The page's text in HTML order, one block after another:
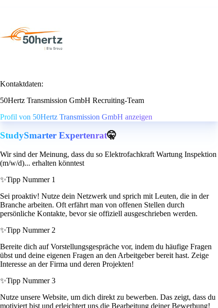
Kontaktdaten:
50Hertz Transmission GmbH Recruiting-Team
Profil von 50Hertz Transmission GmbH anzeigen
StudySmarter Expertenrat🤫
Wir sind der Meinung, dass du so Elektrofachkraft Wartung Inspektion
(m/w/d)... erhalten könntest
✨Tipp Nummer 1
Sei proaktiv! Nutze dein Netzwerk und sprich mit Leuten, die in der
Branche arbeiten. Oft erfährt man von offenen Stellen durch
persönliche Kontakte, bevor sie offiziell ausgeschrieben werden.
✨Tipp Nummer 2
Bereite dich auf Vorstellungsgespräche vor, indem du häufige Fragen
übst und deine eigenen Fragen an den Arbeitgeber bereit hast. Zeige
Interesse an der Firma und deren Projekten!
✨Tipp Nummer 3
Nutze unsere Website, um dich direkt zu bewerben. Das zeigt, dass du
motiviert bist und erleichtert uns die Bearbeitung deiner Bewerbung!